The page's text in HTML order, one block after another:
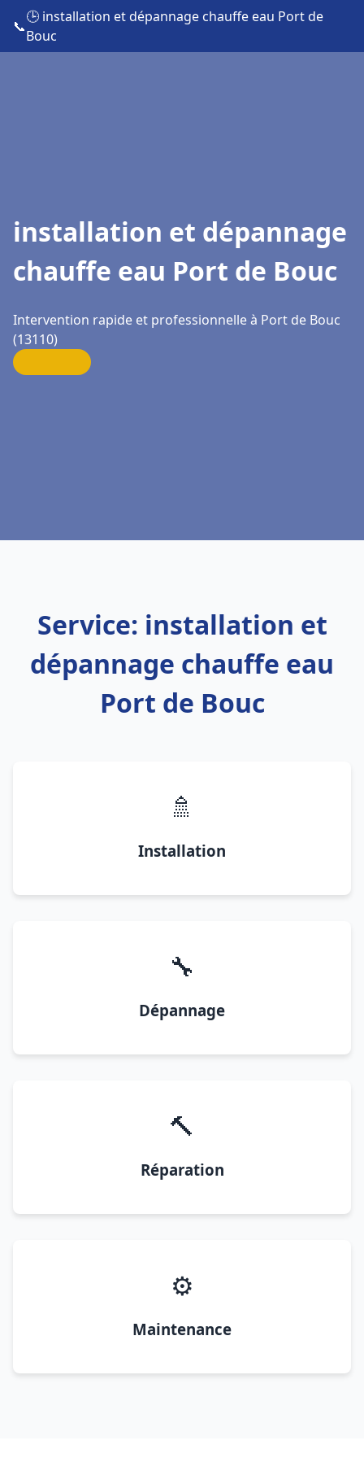
📞
🕒 installation et dépannage chauffe eau Port de
Bouc
installation et dépannage
chauffe eau Port de Bouc
Intervention rapide et professionnelle à Port de Bouc
(13110)
Service: installation et
dépannage chauffe eau
Port de Bouc
🚿
Installation
🔧
Dépannage
🔨
Réparation
⚙️
Maintenance